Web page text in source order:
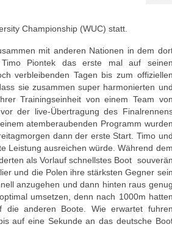
Championship (WUC) statt.
mit anderen Nationen in dem
Timo Piontek das erste mal auf seinen
verbleibenden Tagen bis zum offiziellen
sie zusammen super harmonierten und
Trainingseinheit von einem Team von
der live-Übertragung des
atemberaubenden Programm wurden
dann der erste Start. Timo und
Leistung ausreichen würde. Während dem
als Vorlauf schnellstes Boot souverän
und die Polen ihre stärksten Gegner sein
anzugehen und dann hinten raus genug
umsetzen, denn nach 1000m hatten
die anderen Boote. Wie erwartet fuhren
auf eine Sekunde an das deutsche